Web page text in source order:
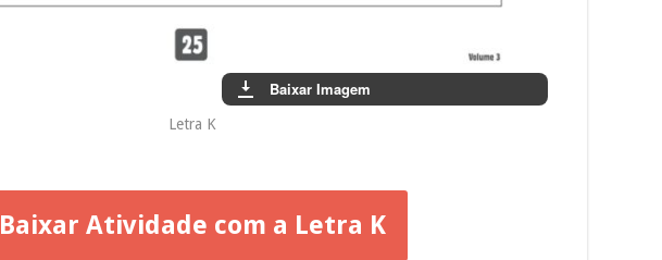
Baixar Imagem
Letra K
Baixar Atividade com a Letra K